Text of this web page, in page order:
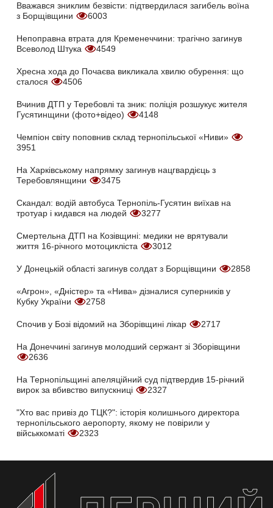
Вважався зниклим безвісти: підтвердилася загибель воїна
з Борщівщини
6003
Непоправна втрата для Кременеччини: трагічно загинув
Всеволод Штука
4549
Хресна хода до Почаєва викликала хвилю обурення: що
сталося
4506
Вчинив ДТП у Теребовлі та зник: поліція розшукує жителя
Гусятинщини (фото+відео)
4148
Чемпіон світу поповнив склад тернопільської «Ниви»
3951
На Харківському напрямку загинув нацгвардієць з
Теребовлянщини
3475
Скандал: водій автобуса Тернопіль-Гусятин виїхав на
тротуар і кидався на людей
3277
Смертельна ДТП на Козівщині: медики не врятували
життя 16-річного мотоцикліста
3012
У Донецькій області загинув солдат з Борщівщини 2858
«Агрон», «Дністер» та «Нива» дізналися суперників у
Кубку України
2758
Спочив у Бозі відомий на Зборівщині лікар 2717
На Донеччині загинув молодший сержант зі Зборівщини
2636
На Тернопільщині апеляційний суд підтвердив 15-річний
вирок за вбивство випускниці
2327
"Хто вас привіз до ТЦК?": історія колишнього директора
тернопільського аеропорту, якому не повірили у
військкоматі
2323